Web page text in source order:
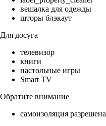
вешалка для одежды
шторы блэкаут
Для досуга
телевизор
книги
настольные игры
Smart TV
Обратите внимание
самоизоляция разрешена